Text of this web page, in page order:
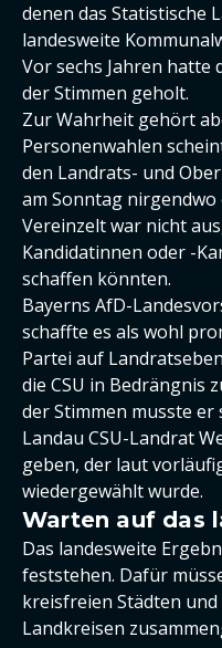
denen das Statistische
landesweite
Vor sechs Jahren hatte
der Stimmen geholt.
Zur Wahrheit gehört
Personenwahlen
den Landrats- und
am Sonntag nirgendwo
Vereinzelt war nicht
Kandidatinnen oder -
schaffen könnten.
Bayerns AfD-
schaffte es als wohl
Partei auf
die CSU in Bedrängnis
der Stimmen musste
Landau CSU-Landrat
geben, der laut
wiedergewählt wurde.
Warten auf das
Das landesweite
feststehen. Dafür
kreisfreien Städten
Landkreisen